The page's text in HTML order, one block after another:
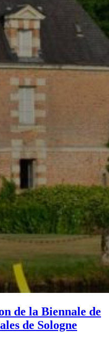
de la Biennale de
de Sologne